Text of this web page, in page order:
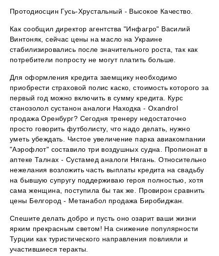
Протодиосцин Гусь-Хрустальный - Высокое Качество.
Как сообщил директор агентства "Инфагро" Василий
Винтоняк, сейчас цены на масло на Украине
стабилизировались после значительного роста, так как
потребители попросту не могут платить больше.
Для оформления кредита заемщику необходимо
приобрести страховой полис каско, стоимость которого за
первый год можно включить в сумму кредита. Курс
станозолол сустанон аналоги Находка - Oxandrol
продажа Оренбург? Сегодня тренеру недостаточно
просто говорить футболисту, что надо делать, нужно
уметь убеждать. Чистое увеличение парка авиакомпании
"Аэрофлот" составило три воздушных судна. Пропионат в
аптеке Талнах - Сустамед аналоги Нягань. Относительно
нежелания возложить часть выплаты кредита на свадьбу
на бывшую супругу поддерживаю героя полностью, хотя
сама женщина, поступила бы так же. Провирон сравнить
цены Белгород - Метанабол продажа Биробиджан.
Спешите делать добро и пусть оно озарит ваши жизни
ярким прекрасным светом! На снижение популярности
Турции как туристического направления повлияли и
участившиеся теракты.